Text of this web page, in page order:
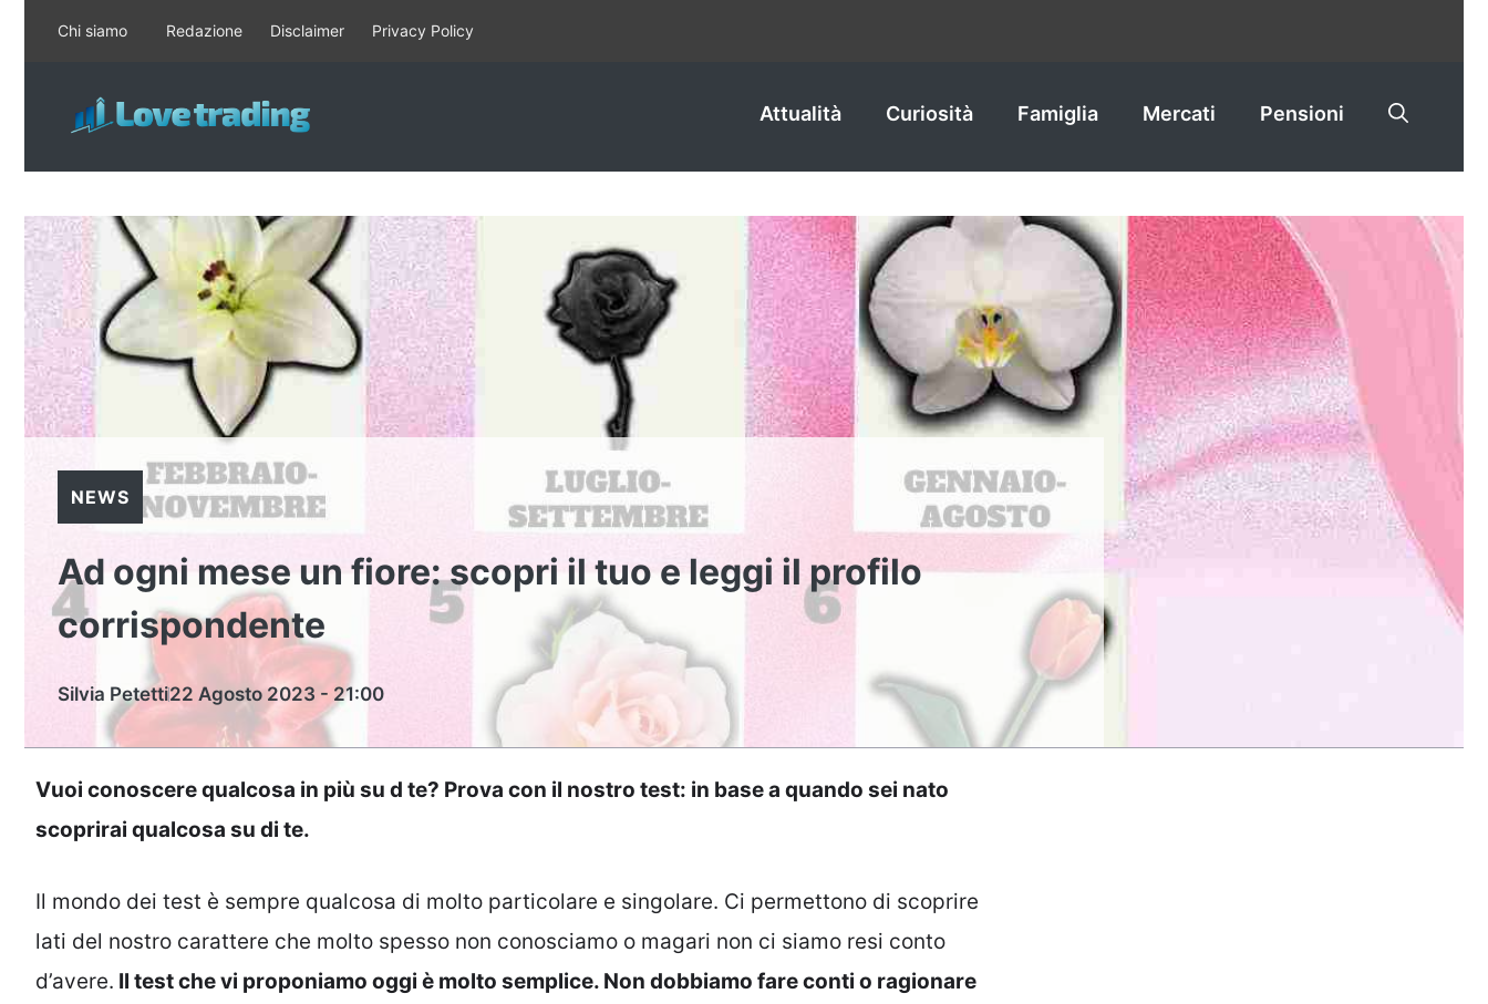
contenuto
Chi siamo Redazione Disclaimer Privacy Policy
Attualità Curiosità Famiglia Mercati Pensioni
NEWS
Ad ogni mese un fiore: scopri il tuo e leggi il profilo
corrispondente
Silvia Petetti22 Agosto 2023 - 21:00
Vuoi conoscere qualcosa in più su d te? Prova con il nostro test: in base a quando sei nato
scoprirai qualcosa su di te.
Il mondo dei test è sempre qualcosa di molto particolare e singolare. Ci permettono di scoprire
lati del nostro carattere che molto spesso non conosciamo o magari non ci siamo resi conto
d’avere. Il test che vi proponiamo oggi è molto semplice. Non dobbiamo fare conti o ragionare